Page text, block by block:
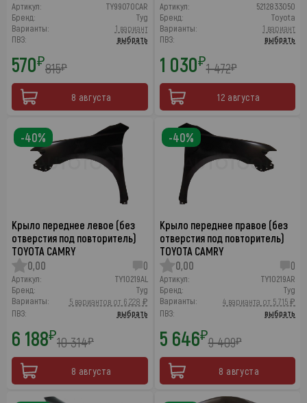
Артикул:
TY99070CAR
Бренд:
Tyg
Варианты:
1 вариант
ПВЗ:
выбрать
570₽815₽
8 августа
Артикул:
5212833050
Бренд:
Toyota
Варианты:
1 вариант
ПВЗ:
выбрать
1 030₽1 472₽
12 августа
Крыло переднее левое (без
отверстия под повторитель)
TOYOTA CAMRY
0,00
0
Артикул:
TY10219AL
Бренд:
Tyg
Варианты:
5 вариантов от 6 228 ₽
ПВЗ:
выбрать
6 188₽10 314₽
8 августа
-40%
Крыло переднее правое (без
отверстия под повторитель)
TOYOTA CAMRY
0,00
0
Артикул:
TY10219AR
Бренд:
Tyg
Варианты:
4 варианта от 5 715 ₽
ПВЗ:
выбрать
5 646₽9 409₽
8 августа
-40%